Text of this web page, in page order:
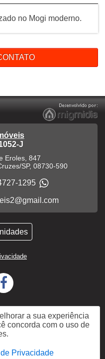
no Mogi moderno.
J
Eroles, 847
/SP, 08730-590
1295
a sua experiência
concorda com o uso de
Privacidade